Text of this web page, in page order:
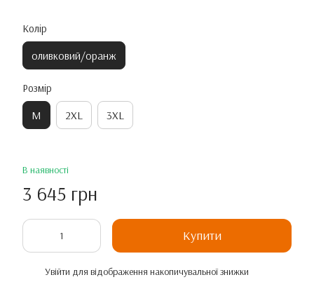
Колір
оливковий/оранж
Розмір
M 2XL 3XL
В наявності
3 645 грн
Купити
Увійти для відображення накопичувальної знижки